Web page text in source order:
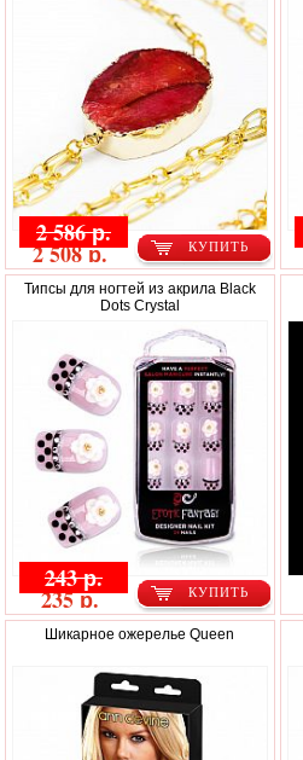
КУПИТЬ
2 586 р.
2 508 р.
Типсы для ногтей из акрила Black
Dots Crystal
КУПИТЬ
243 р.
235 р.
Шикарное ожерелье Queen